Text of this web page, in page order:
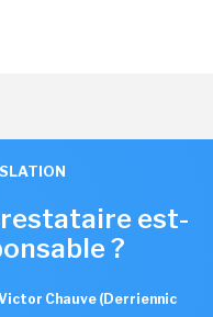
est-
?
Chauve (Derriennic